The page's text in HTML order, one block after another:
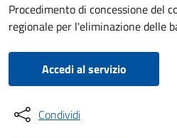
Procedimento di concessione del
regionale per l'eliminazione delle
Accedi al servizio
Condividi